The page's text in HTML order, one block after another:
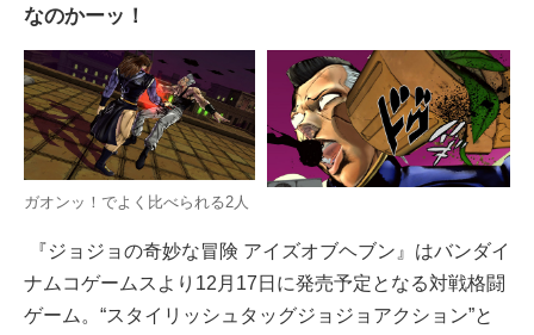
なのかーッ！
ガオンッ！でよく比べられる2人
『ジョジョの奇妙な冒険 アイズオブヘブン』はバンダイ
ナムコゲームスより12月17日に発売予定となる対戦格闘
ゲーム。“スタイリッシュタッグジョジョアクション”と